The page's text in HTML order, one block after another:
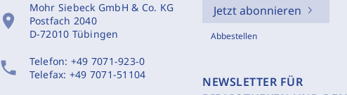
location_on
Mohr Siebeck GmbH & Co. KG
Postfach 2040
D-72010 Tübingen
phone Telefon: +49 7071-923-0
Telefax: +49 7071-51104
Jetzt abonnieren
Abbestellen
NEWSLETTER FÜR